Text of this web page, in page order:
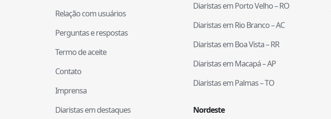
Relação com usuários
Perguntas e respostas
Termo de aceite
Contato
Imprensa
Diaristas em destaques
Diaristas emPorto Velho–RO
Diaristas emRio Branco–AC
Diaristas emBoa Vista–RR
Diaristas emMacapá–AP
Diaristas emPalmas–TO
Nordeste